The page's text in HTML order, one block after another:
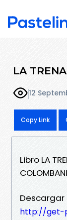
LA
12
Copy Link
Libro LA
COLOMBANI
http://get-